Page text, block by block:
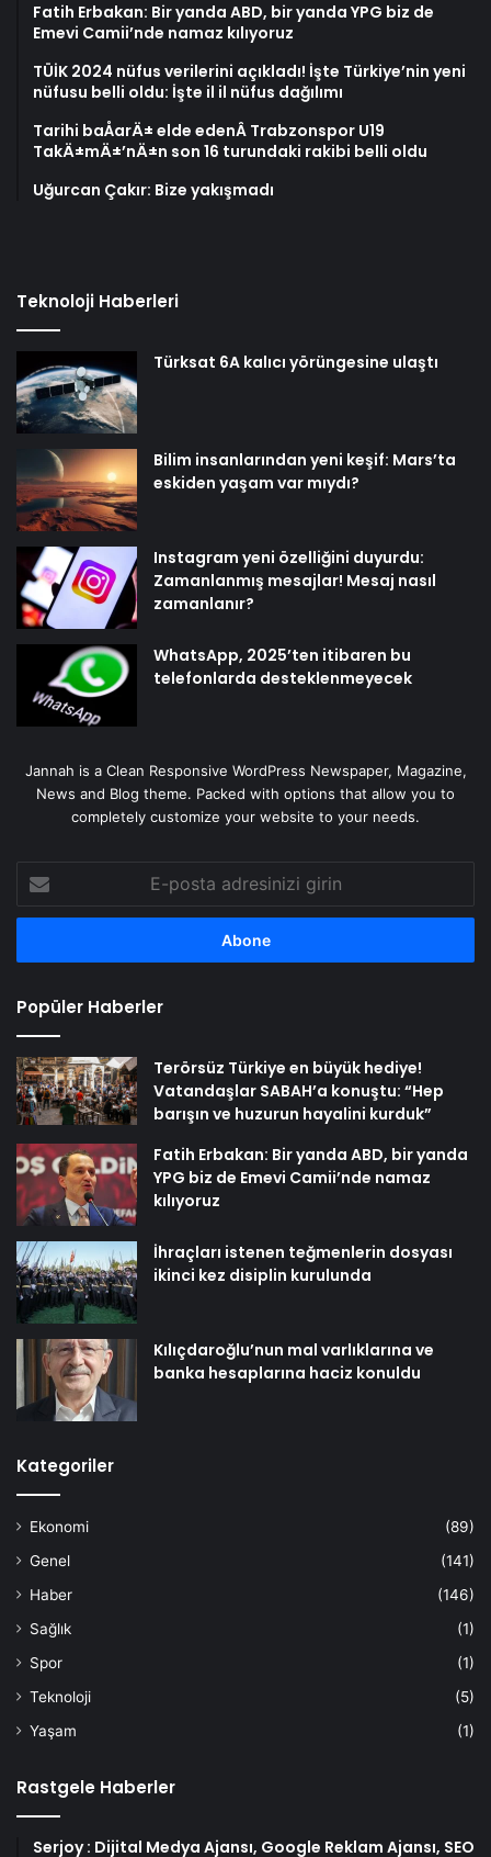
Fatih Erbakan: Bir yanda ABD, bir yanda YPG biz de
Emevi Camii’nde namaz kılıyoruz
TÜİK 2024 nüfus verilerini açıkladı! İşte Türkiye’nin yeni
nüfusu belli oldu: İşte il il nüfus dağılımı
Tarihi baÅarÄ± elde edenÂ Trabzonspor U19
TakÄ±mÄ±’nÄ±n son 16 turundaki rakibi belli oldu
Uğurcan Çakır: Bize yakışmadı
Teknoloji Haberleri
Türksat 6A kalıcı yörüngesine ulaştı
Bilim insanlarından yeni keşif: Mars’ta
eskiden yaşam var mıydı?
Instagram yeni özelliğini duyurdu:
Zamanlanmış mesajlar! Mesaj nasıl
zamanlanır?
WhatsApp, 2025’ten itibaren bu
telefonlarda desteklenmeyecek
Jannah is a Clean Responsive WordPress Newspaper, Magazine,
News and Blog theme. Packed with options that allow you to
completely customize your website to your needs.
posta
adresinizi
Popüler Haberler
Terörsüz Türkiye en büyük hediye!
Vatandaşlar SABAH’a konuştu: “Hep
barışın ve huzurun hayalini kurduk”
Fatih Erbakan: Bir yanda ABD, bir yanda
YPG biz de Emevi Camii’nde namaz
kılıyoruz
İhraçları istenen teğmenlerin dosyası
ikinci kez disiplin kurulunda
Kılıçdaroğlu’nun mal varlıklarına ve
banka hesaplarına haciz konuldu
Kategoriler
Ekonomi
(89)
Genel
(141)
Haber
(146)
Sağlık
(1)
Spor
(1)
Teknoloji
(5)
Yaşam
(1)
Rastgele Haberler
Serjoy : Dijital Medya Ajansı, Google Reklam Ajansı, SEO